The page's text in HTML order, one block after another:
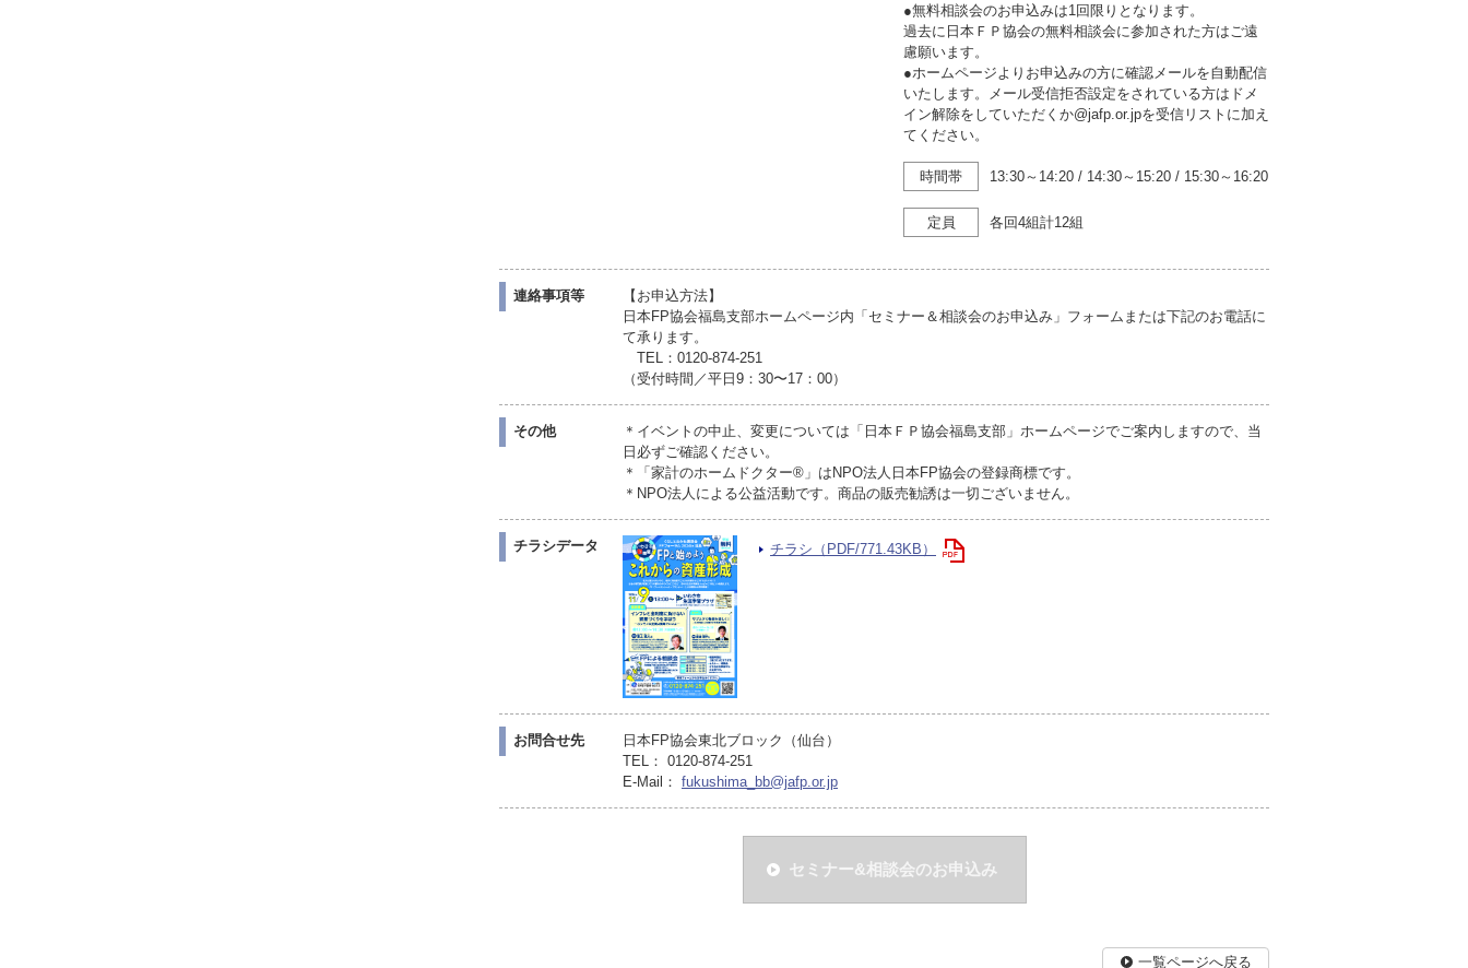
●無料相談会のお申込みは1回限りとなります。
過去に日本ＦＰ協会の無料相談会に参加された方はご遠
慮願います。
●ホームページよりお申込みの方に確認メールを自動配信
いたします。メール受信拒否設定をされている方はドメ
イン解除をしていただくか@jafp.or.jpを受信リストに加え
てください。
時間帯 13:30～14:20 / 14:30～15:20 / 15:30～16:20
定員 各回4組計12組
連絡事項等
【お申込方法】
日本FP協会福島支部ホームページ内「セミナー＆相談会のお申込み」フォームまたは下記のお電話に
て承ります。
TEL：0120-874-251
（受付時間／平日9：30〜17：00）
その他
＊イベントの中止、変更については「日本ＦＰ協会福島支部」ホームページでご案内しますので、当
日必ずご確認ください。
＊「家計のホームドクター®」はNPO法人日本FP協会の登録商標です。
＊NPO法人による公益活動です。商品の販売勧誘は一切ございません。
チラシデータ チラシ（PDF/771.43KB）
お問合せ先
日本FP協会東北ブロック（仙台）
TEL： 0120-874-251
E-Mail： fukushima_bb@jafp.or.jp
セミナー&相談会のお申込み
一覧ページへ戻る